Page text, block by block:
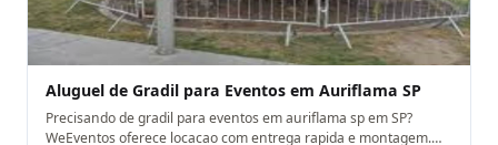
Aluguel de Gradil para Eventos em Auriflama SP
Precisando de gradil para eventos em auriflama sp em SP?
WeEventos oferece locacao com entrega rapida e montagem.